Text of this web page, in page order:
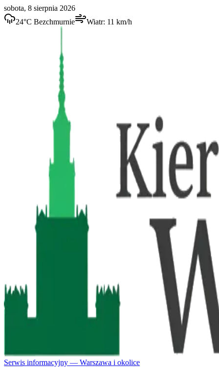
sobota, 8 sierpnia 2026
24°C Bezchmurnie Wiatr: 11 km/h
Serwis informacyjny — Warszawa i okolice